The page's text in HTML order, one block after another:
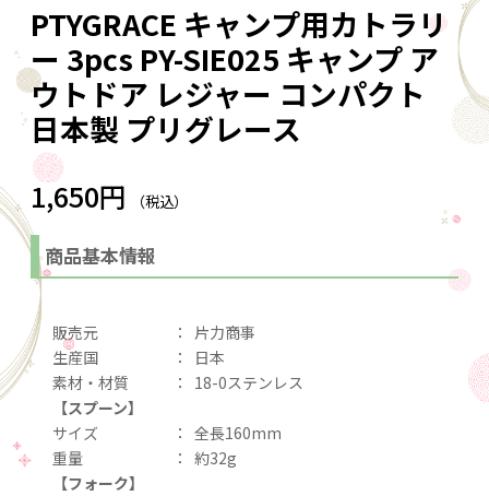
PTYGRACE キャンプ用カトラリ
ー 3pcs PY-SIE025 キャンプ ア
ウトドア レジャー コンパクト
日本製 プリグレース
1,650円 （税込）
商品基本情報
販売元 ： 片力商事
生産国
： 日本
素材・材質
： 18-0ステンレス
【スプーン】
サイズ
： 全長160mm
重量
： 約32g
【フォーク】